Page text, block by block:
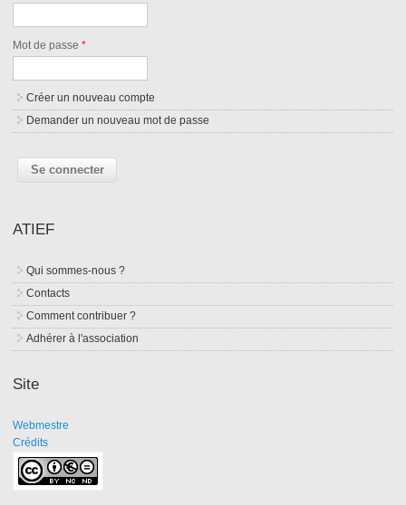
Mot de passe*
Créer un nouveau compte
Demander un nouveau mot de passe
ATIEF
Qui sommes-nous ?
Contacts
Comment contribuer ?
Adhérer à l'association
Site
Webmestre
Crédits